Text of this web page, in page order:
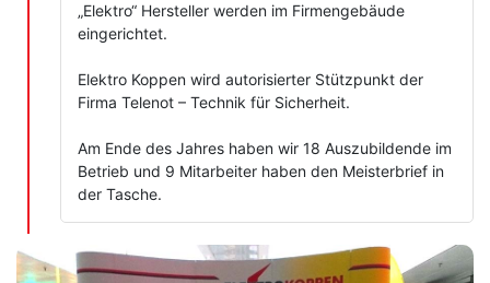
„Elektro“ Hersteller werden im Firmengebäude
eingerichtet.
Elektro Koppen wird autorisierter Stützpunkt der
Firma Telenot – Technik für Sicherheit.
Am Ende des Jahres haben wir 18 Auszubildende im
Betrieb und 9 Mitarbeiter haben den Meisterbrief in
der Tasche.